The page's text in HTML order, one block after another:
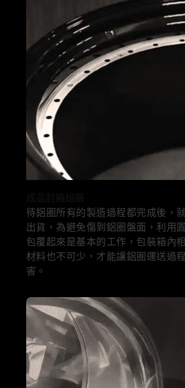
成品封箱組裝
待鋁圈所有的製造過程都完成後，
出貨，為避免傷到鋁圈盤面，利用
包覆起來是基本的工作，包裝箱內
材料也不可少，才能讓鋁圈運送過
害。